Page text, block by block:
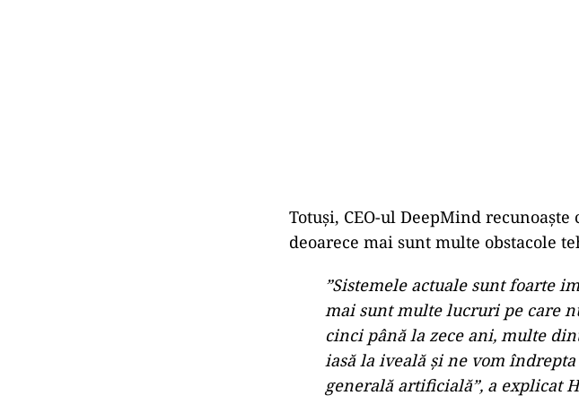
Totuși, CEO-ul DeepMind
deoarece mai sunt multe obstacole
”Sistemele actuale sunt foarte
mai sunt multe lucruri pe care
cinci până la zece ani, multe
iasă la iveală şi ne vom
generală artificială”, a explicat